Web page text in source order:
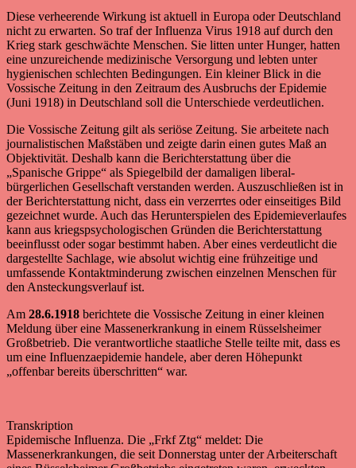
Diese verheerende Wirkung ist aktuell in Europa oder Deutschland
nicht zu erwarten. So traf der Influenza Virus 1918 auf durch den
Krieg stark geschwächte Menschen. Sie litten unter Hunger, hatten
eine unzureichende medizinische Versorgung und lebten unter
hygienischen schlechten Bedingungen. Ein kleiner Blick in die
Vossische Zeitung in den Zeitraum des Ausbruchs der Epidemie
(Juni 1918) in Deutschland soll die Unterschiede verdeutlichen.
Die Vossische Zeitung gilt als seriöse Zeitung. Sie arbeitete nach
journalistischen Maßstäben und zeigte darin einen gutes Maß an
Objektivität. Deshalb kann die Berichterstattung über die
„Spanische Grippe“ als Spiegelbild der damaligen liberal-
bürgerlichen Gesellschaft verstanden werden. Auszuschließen ist in
der Berichterstattung nicht, dass ein verzerrtes oder einseitiges Bild
gezeichnet wurde. Auch das Herunterspielen des Epidemieverlaufes
kann aus kriegspsychologischen Gründen die Berichterstattung
beeinflusst oder sogar bestimmt haben. Aber eines verdeutlicht die
dargestellte Sachlage, wie absolut wichtig eine frühzeitige und
umfassende Kontaktminderung zwischen einzelnen Menschen für
den Ansteckungsverlauf ist.
Am 28.6.1918 berichtete die Vossische Zeitung in einer kleinen
Meldung über eine Massenerkrankung in einem Rüsselsheimer
Großbetrieb. Die verantwortliche staatliche Stelle teilte mit, dass es
um eine Influenzaepidemie handele, aber deren Höhepunkt
„offenbar bereits überschritten“ war.
Transkription
Epidemische Influenza. Die „Frkf Ztg“ meldet: Die
Massenerkrankungen, die seit Donnerstag unter der Arbeiterschaft